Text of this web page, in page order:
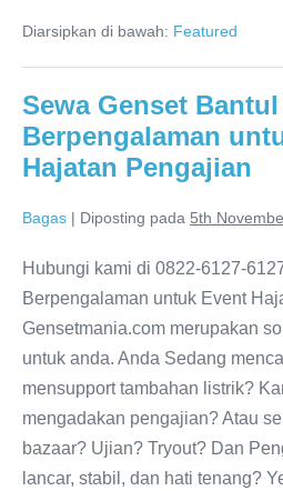
Diarsipkan di bawah: Featured
Sewa Genset Bantul
Berpengalaman
Hajatan Pengajian
Bagas | Diposting pada 5th
Hubungi kami di 0822-6127-
Berpengalaman untuk Event
Gensetmania.com merupakan
untuk anda. Anda Sedang
mensupport tambahan listrik?
mengadakan pengajian? Atau
bazaar? Ujian? Tryout? Dan
lancar, stabil, dan hati tenang?